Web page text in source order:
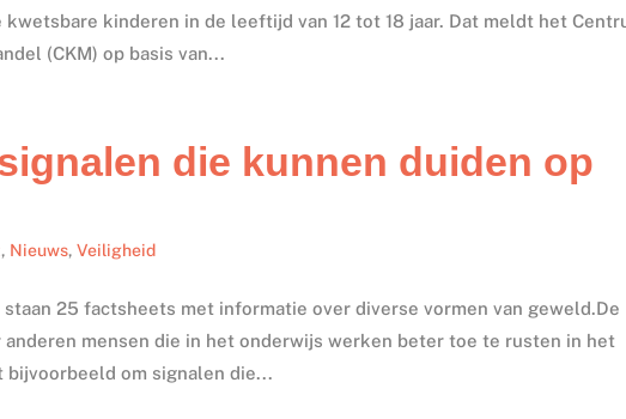
kinderen in de leeftijd van 12 tot 18 jaar. Dat meldt het
(CKM) op basis van...
die kunnen duiden op
, Nieuws,Veiligheid
25 factsheets met informatie over diverse vormen van geweld.De
mensen die in het onderwijs werken beter toe te rusten in het
bijvoorbeeld om signalen die...